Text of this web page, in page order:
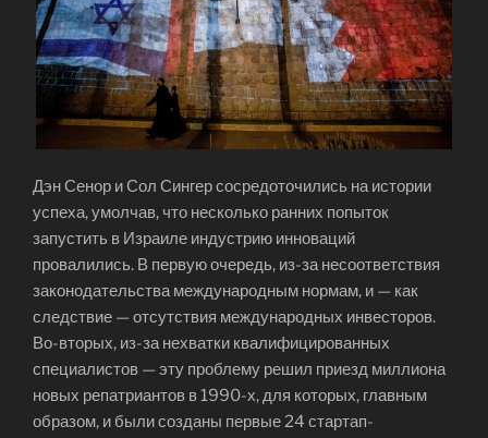
Дэн Сенор и Сол Сингер сосредоточились на истории
успеха, умолчав, что несколько ранних попыток
запустить в Израиле индустрию инноваций
провалились. В первую очередь, из-за несоответствия
законодательства международным нормам, и — как
следствие — отсутствия международных инвесторов.
Во-вторых, из-за нехватки квалифицированных
специалистов — эту проблему решил приезд миллиона
новых репатриантов в 1990-х, для которых, главным
образом, и были созданы первые 24 стартап-